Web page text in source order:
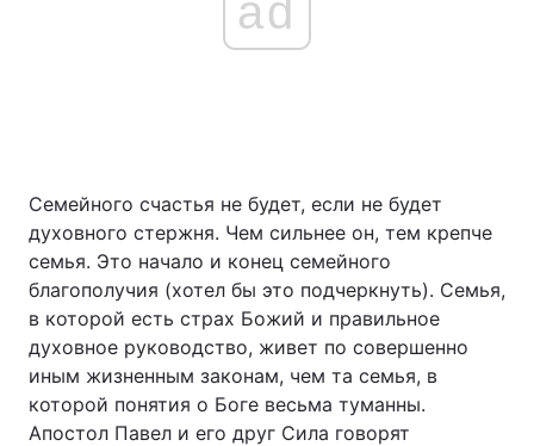
ad
Семейного счастья не будет, если не будет
духовного стержня. Чем сильнее он, тем крепче
семья. Это начало и конец семейного
благополучия (хотел бы это подчеркнуть). Семья,
в которой есть страх Божий и правильное
духовное руководство, живет по совершенно
иным жизненным законам, чем та семья, в
которой понятия о Боге весьма туманны.
Апостол Павел и его друг Сила говорят